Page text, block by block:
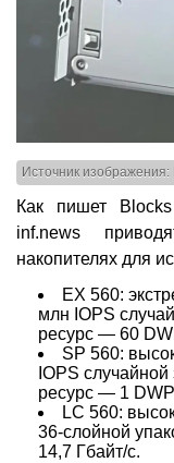
Источник
Как пишет
inf.news
накопителях для
EX 560:
млн IOPS
ресурс — 60
SP 560:
IOPS
ресурс — 1
LC 560:
36-слойной
14,7 Гбайт/с.